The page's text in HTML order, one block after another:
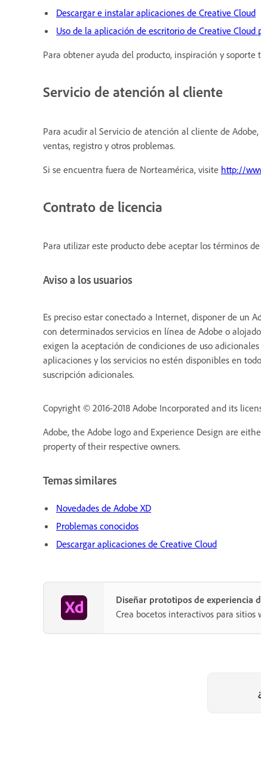
Descargar e instalar aplicaciones de Creative Cloud
Uso de la aplicación de escritorio de Creative
Para obtener ayuda del producto, inspiración y soporte
Servicio de atención al cliente
Para acudir al Servicio de atención al cliente de
ventas, registro y otros problemas.
Si se encuentra fuera de Norteamérica, visite http://
Contrato de licencia
Para utilizar este producto debe aceptar los términos
Aviso a los usuarios
Es preciso estar conectado a Internet, disponer de un
con determinados servicios en línea de Adobe o
exigen la aceptación de condiciones de uso
aplicaciones y los servicios no estén disponibles en
suscripción adicionales.
Copyright © 2016-2018 Adobe Incorporated and its
Adobe, the Adobe logo and Experience Design are
property of their respective owners.
Temas similares
Novedades de Adobe XD
Problemas conocidos
Descargar aplicaciones de Creative Cloud
Diseñar prototipos de experiencia
Crea bocetos interactivos para sitios